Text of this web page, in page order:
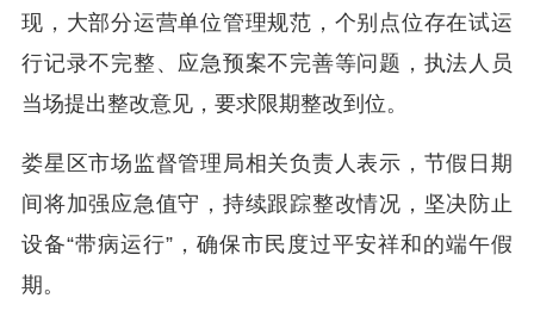
现，大部分运营单位管理规范，个别点位存在试运
行记录不完整、应急预案不完善等问题，执法人员
当场提出整改意见，要求限期整改到位。
娄星区市场监督管理局相关负责人表示，节假日期
间将加强应急值守，持续跟踪整改情况，坚决防止
设备“带病运行”，确保市民度过平安祥和的端午假
期。